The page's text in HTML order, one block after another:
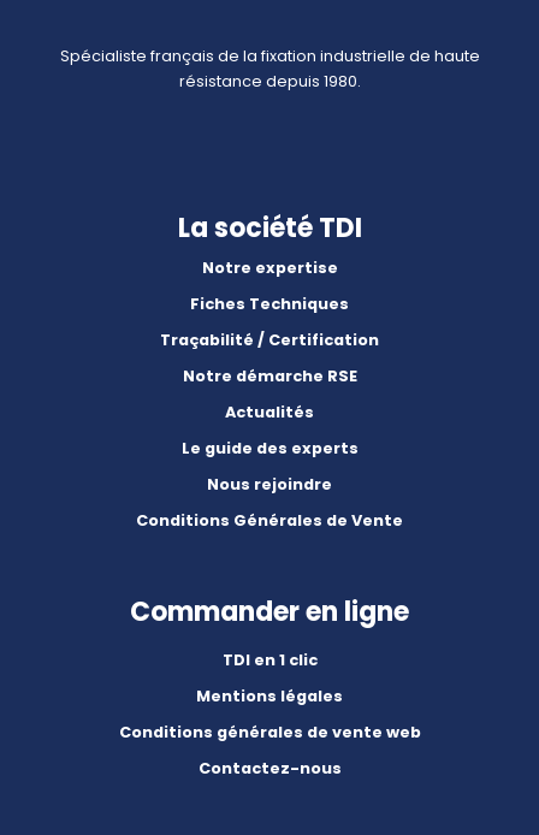
Spécialiste français de la fixation industrielle de haute
résistance depuis 1980.
La société TDI
Notre expertise
Fiches Techniques
Traçabilité / Certification
Notre démarche RSE
Actualités
Le guide des experts
Nous rejoindre
Conditions Générales de Vente
Commander en ligne
TDI en 1 clic
Mentions légales
Conditions générales de vente web
Contactez-nous